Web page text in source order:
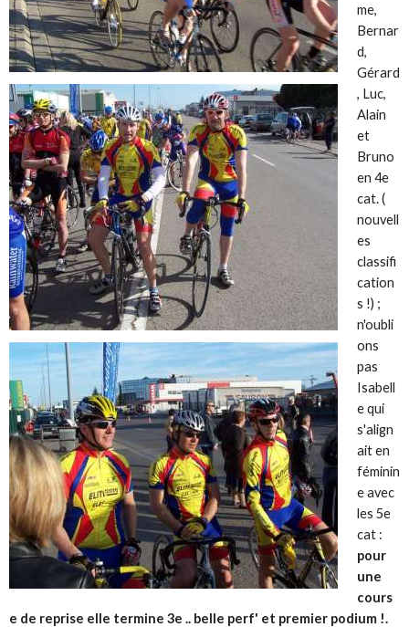
me,
Bernar
d,
Gérard
, Luc,
Alain
et
Bruno
en 4e
cat. (
nouvell
es
classifi
cation
s !) ;
n'oubli
ons
pas
Isabell
e qui
s'align
ait en
féminin
e avec
les 5e
cat :
pour
une
cours
e de reprise elle termine 3e .. belle perf' et premier podium !.